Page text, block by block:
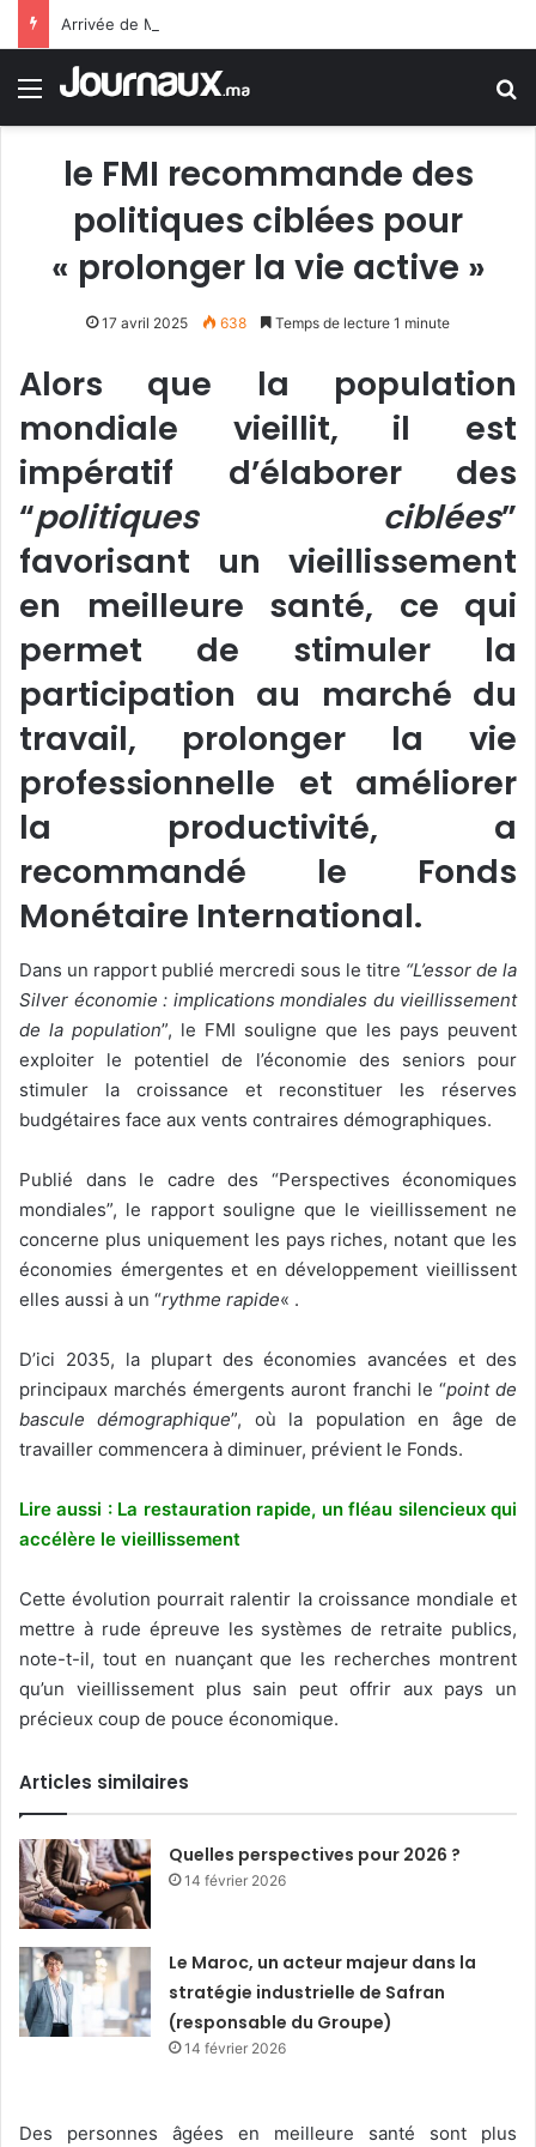
Menu
le FMI recommande des
politiques ciblées pour
« prolonger la vie active »
17 avril 2025 638 Temps de lecture 1 minute
Alors que la population
mondiale vieillit, il est
impératif d’élaborer des
“politiques ciblées”
favorisant un vieillissement
en meilleure santé, ce qui
permet de stimuler la
participation au marché du
travail, prolonger la vie
professionnelle et améliorer
la productivité, a
recommandé le Fonds
Monétaire International.
Dans un rapport publié mercredi sous le titre “L’essor de la
Silver économie : implications mondiales du vieillissement
de la population”, le FMI souligne que les pays peuvent
exploiter le potentiel de l’économie des seniors pour
stimuler la croissance et reconstituer les réserves
budgétaires face aux vents contraires démographiques.
Publié dans le cadre des “Perspectives économiques
mondiales”, le rapport souligne que le vieillissement ne
concerne plus uniquement les pays riches, notant que les
économies émergentes et en développement vieillissent
elles aussi à un “rythme rapide« .
D’ici 2035, la plupart des économies avancées et des
principaux marchés émergents auront franchi le “point de
bascule démographique”, où la population en âge de
travailler commencera à diminuer, prévient le Fonds.
Lire aussi : La restauration rapide, un fléau silencieux qui
accélère le vieillissement
Cette évolution pourrait ralentir la croissance mondiale et
mettre à rude épreuve les systèmes de retraite publics,
note-t-il, tout en nuançant que les recherches montrent
qu’un vieillissement plus sain peut offrir aux pays un
précieux coup de pouce économique.
Articles similaires
Quelles perspectives pour 2026 ?
14 février 2026
Le Maroc, un acteur majeur dans la
stratégie industrielle de Safran
(responsable du Groupe)
14 février 2026
Des personnes âgées en meilleure santé sont plus